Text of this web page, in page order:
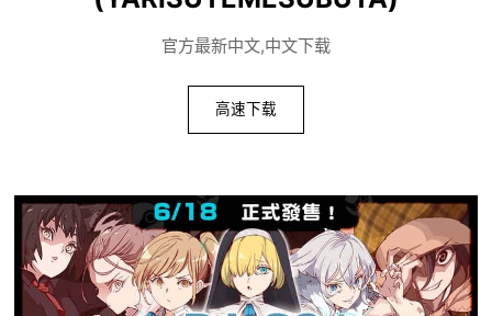
官方最新中文,中文下载
高速下载